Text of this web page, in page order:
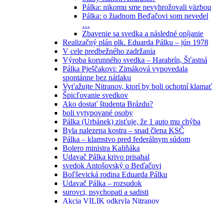
Pálka: nikomu sme nevyhrožovali väzbou
Pálka: o žiadnom Beďačovi som nevedel
…
Zbavenie sa svedka a následné opíjanie
Realizačný plán plk. Eduarda Pálku – jún 1978
V cele predbežného zadržania
Výroba korunného svedka – Harabrín, Šťastná
Pálka Pješčakovi: Zimáková vypovedala
spontánne bez nátlaku
Vyťažujte Nitranov, ktorí by boli ochotní klamať
Špicľovanie svedkov
Ako dostať študenta Brázdu?
boli vytypované osoby
Pálka (Urbánek) zisťuje, že 1 auto mu chýba
Byla nalezena kostra – snad člena KSČ
Pálka – klamstvo pred federálnym súdom
Bolero ministra Kaliňáka
Udavač Pálka krivo prisahal
svedok Antošovský o Beďačovi
Boľševická rodina Eduarda Pálku
Udavač Pálka – rozsudok
surovci, psychopati a sadisti
Akcia VILIK odkryla Nitranov